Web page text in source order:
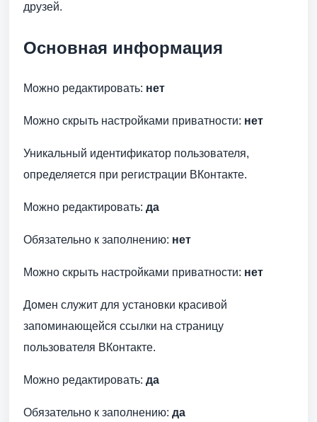
друзей.
Основная информация
Можно редактировать: нет
Можно скрыть настройками приватности: нет
Уникальный идентификатор пользователя,
определяется при регистрации ВКонтакте.
Можно редактировать: да
Обязательно к заполнению: нет
Можно скрыть настройками приватности: нет
Домен служит для установки красивой
запоминающейся ссылки на страницу
пользователя ВКонтакте.
Можно редактировать: да
Обязательно к заполнению: да